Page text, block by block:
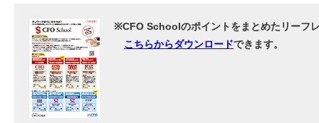
※CFO Schoolのポイントをまとめたリーフ
こちらからダウンロードできます。